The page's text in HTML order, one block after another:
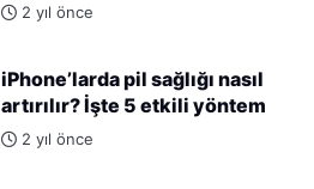
2 yıl önce
iPhone’larda pil sağlığı nasıl
artırılır? İşte 5 etkili yöntem
2 yıl önce